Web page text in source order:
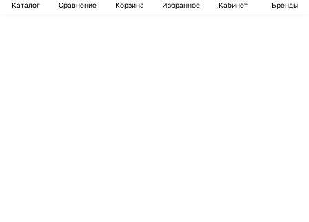
Каталог Сравнение Корзина Избранное Кабинет Бренды